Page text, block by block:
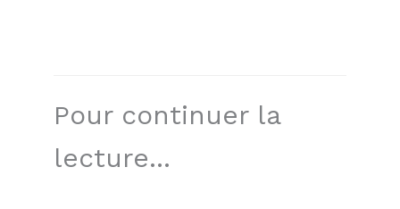
Pour continuer la
lecture...